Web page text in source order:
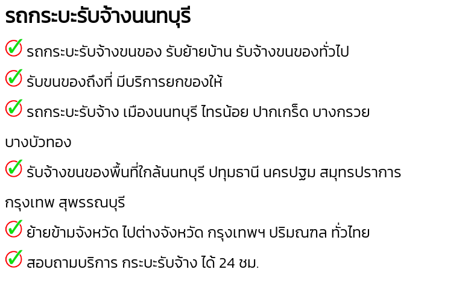
รถกระบะรับจ้างนนทบุรี
รถกระบะรับจ้างขนของ รับย้ายบ้าน รับจ้างขนของทั่วไป
รับขนของถึงที่ มีบริการยกของให้
รถกระบะรับจ้าง เมืองนนทบุรีไทรน้อย ปากเกร็ด บางกรวย
บางบัวทอง
รับจ้างขนของพื้นที่ใกล้นนทบุรี ปทุมธานี นครปฐม สมุทรปราการ
กรุงเทพ สุพรรณบุรี
ย้ายข้ามจังหวัด ไปต่างจังหวัด กรุงเทพฯ ปริมณฑล ทั่วไทย
สอบถามบริการ กระบะรับจ้าง ได้ 24 ชม.